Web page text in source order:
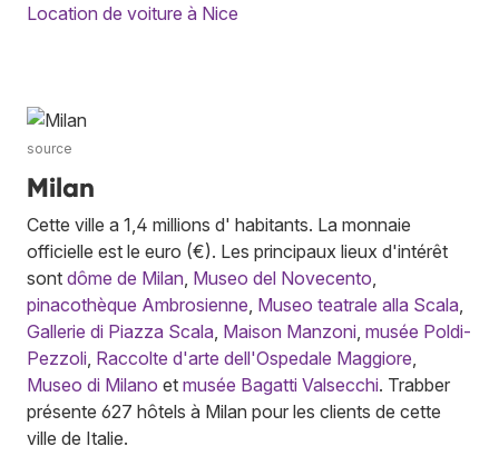
Location de voiture à Nice
source
Milan
Cette ville a 1,4 millions d' habitants. La monnaie
officielle est le euro (€). Les principaux lieux d'intérêt
sont dôme de Milan, Museo del Novecento,
pinacothèque Ambrosienne, Museo teatrale alla Scala,
Gallerie di Piazza Scala, Maison Manzoni, musée Poldi-
Pezzoli, Raccolte d'arte dell'Ospedale Maggiore,
Museo di Milano et musée Bagatti Valsecchi. Trabber
présente 627 hôtels à Milan pour les clients de cette
ville de Italie.